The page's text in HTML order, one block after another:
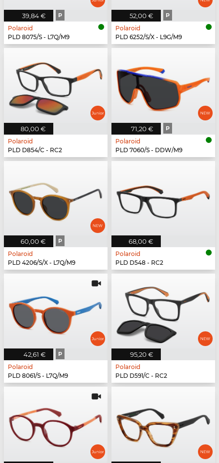
39,84 € P
Polaroid
PLD 8075/S - L7Q/M9
52,00 € P
Polaroid
PLD 6252/S/X - L9G/M9
80,00 €
Polaroid
PLD D854/C - RC2
71,20 € P
Polaroid
PLD 7060/S - DDW/M9
60,00 € P
Polaroid
PLD 4206/S/X - L7Q/M9
68,00 €
Polaroid
PLD D548 - RC2
42,61 € P
Polaroid
PLD 8061/S - L7Q/M9
95,20 €
Polaroid
PLD D591/C - RC2